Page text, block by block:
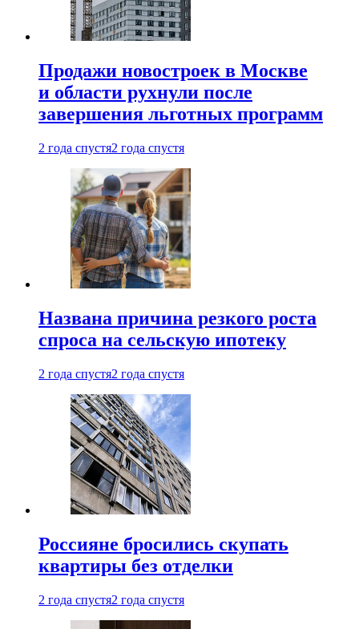
Продажи новостроек в Москве
и области рухнули после
завершения льготных программ
2 года спустя2 года спустя
Названа причина резкого роста
спроса на сельскую ипотеку
2 года спустя2 года спустя
Россияне бросились скупать
квартиры без отделки
2 года спустя2 года спустя